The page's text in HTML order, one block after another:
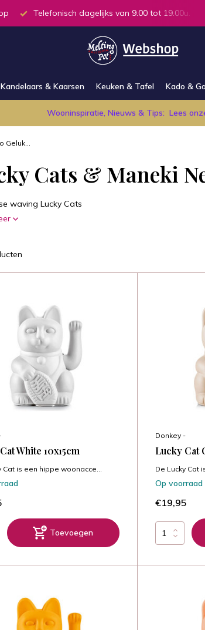
Alle producten op voorraad in de winkel
Kandelaars & Kaarsen Keuken & Tafel Kado &
Wooninspiratie, Nieuws & Tips: Lees
Geluk...
Cats & Maneki
waving Lucky Cats
White 10x15cm
Cat is een hippe woonacce...
Toevoegen
Donkey -
Lucky Cat
De Lucky Cat
Op voorraad
€19,95